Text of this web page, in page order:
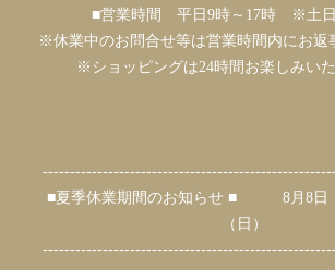
■営業時間 平日9時～17時 ※土
※休業中のお問合せ等は営業時間内にお
※ショッピングは24時間お楽しみいた
■夏季休業期間のお知らせ ■ 8月8日
（日）